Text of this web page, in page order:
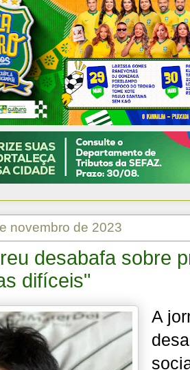
novembro de 2023
desabafa sobre
difíceis"
A